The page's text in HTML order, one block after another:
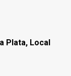
Plata, Local